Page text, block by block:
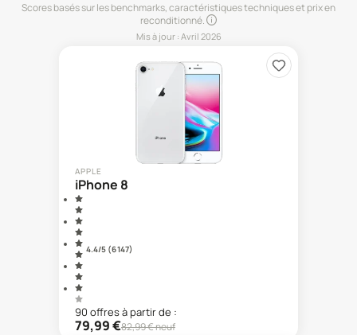
Scores basés sur les benchmarks, caractéristiques techniques et prix en
reconditionné.
Mis à jour : Avril 2026
APPLE
iPhone 8
4.4/5 (6 147)
90 offresà partir de :
79,99€82,99€ neuf